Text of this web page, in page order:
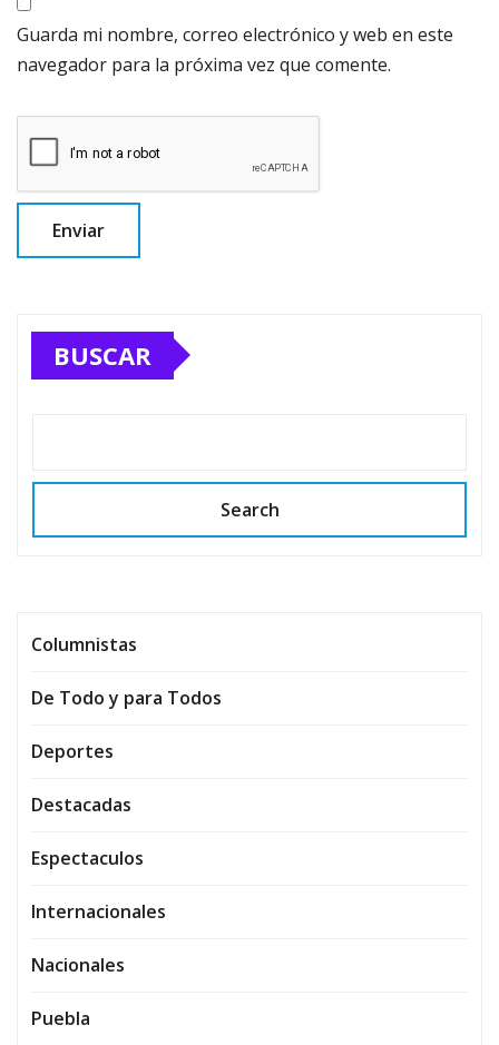
Guarda mi nombre, correo electrónico y web en este
navegador para la próxima vez que comente.
BUSCAR
Search
Columnistas
De Todo y para Todos
Deportes
Destacadas
Espectaculos
Internacionales
Nacionales
Puebla